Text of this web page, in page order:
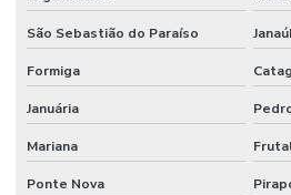
São Sebastião do Paraíso
Formiga
Januária
Mariana
Ponte Nova